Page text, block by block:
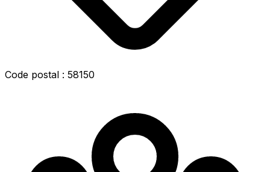
Code postal : 58150